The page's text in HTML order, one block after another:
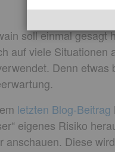
soll einmal gesagt
auf viele Situationen
Denn etwas
letzten Blog-Beitrag
eigenes Risiko
anschauen. Diese